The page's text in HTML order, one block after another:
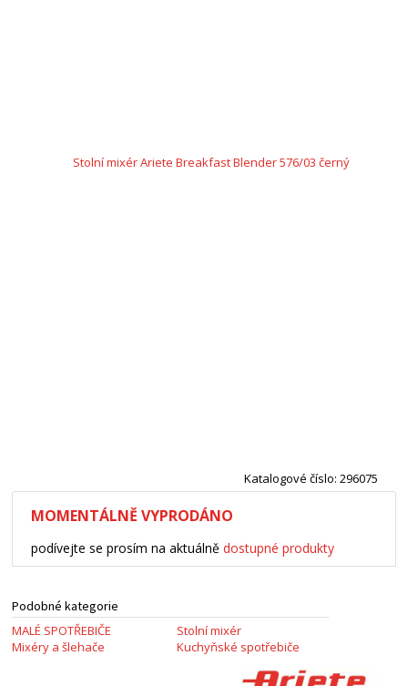
Katalogové číslo: 296075
MOMENTÁLNĚ VYPRODÁNO
podívejte se prosím na aktuálnědostupné produkty
Podobné kategorie
MALÉ SPOTŘEBIČE
Mixéry a šlehače
Stolní mixér
Kuchyňské spotřebiče